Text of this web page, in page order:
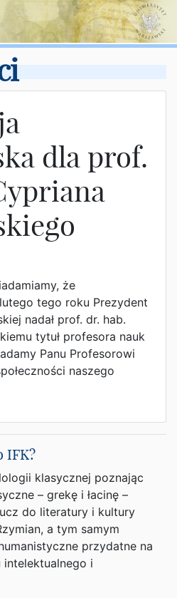
dla prof.
że
tego roku Prezydent
nadał prof. dr. hab.
tytuł profesora nauk
Panu Profesorowi
naszego
IFK?
klasycznej poznając
– grekę i łacinę –
do literatury i kultury
a tym samym
przydatne na
i